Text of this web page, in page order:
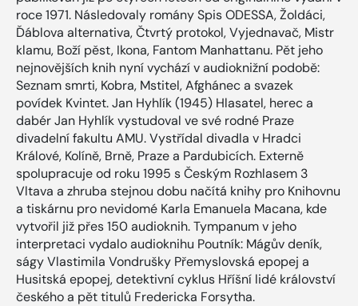
roce 1971. Následovaly romány Spis ODESSA, Žoldáci,
Ďáblova alternativa, Čtvrtý protokol, Vyjednavač, Mistr
klamu, Boží pěst, Ikona, Fantom Manhattanu. Pět jeho
nejnovějších knih nyní vychází v audioknižní podobě:
Seznam smrti, Kobra, Mstitel, Afghánec a svazek
povídek Kvintet. Jan Hyhlík (1945) Hlasatel, herec a
dabér Jan Hyhlík vystudoval ve své rodné Praze
divadelní fakultu AMU. Vystřídal divadla v Hradci
Králové, Kolíně, Brně, Praze a Pardubicích. Externě
spolupracuje od roku 1995 s Českým Rozhlasem 3
Vltava a zhruba stejnou dobu načítá knihy pro Knihovnu
a tiskárnu pro nevidomé Karla Emanuela Macana, kde
vytvořil již přes 150 audioknih. Tympanum v jeho
interpretaci vydalo audioknihu Poutník: Mágův deník,
ságy Vlastimila Vondrušky Přemyslovská epopej a
Husitská epopej, detektivní cyklus Hříšní lidé království
českého a pět titulů Fredericka Forsytha.